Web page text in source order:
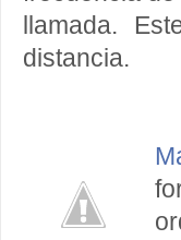
llamada.
distancia.